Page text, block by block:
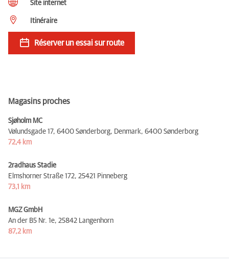
Site internet
Itinéraire
Réserver un essai sur route
Magasins proches
Sjøholm MC
Vølundsgade 17, 6400 Sønderborg, Denmark, 6400 Sønderborg
72,4 km
2radhaus Stadie
Elmshorner Straße 172, 25421 Pinneberg
73,1 km
MGZ GmbH
An der B5 Nr. 1e, 25842 Langenhorn
87,2 km